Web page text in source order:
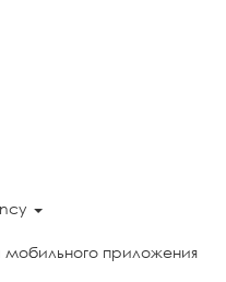
приложения